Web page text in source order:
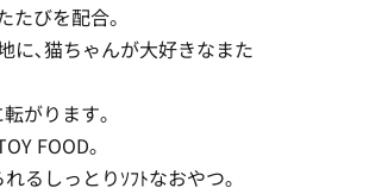
びを配合。
に､猫ちゃんが大好きなまた
がります｡
FOOD｡
るしっとりｿﾌﾄなおやつ｡